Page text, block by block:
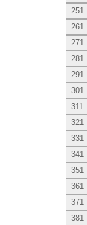
251
261
271
281
291
301
311
321
331
341
351
361
371
381